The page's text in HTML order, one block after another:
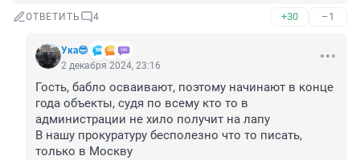
ОТВЕТИТЬ 4 +30 –1
Ука😎
2 декабря 2024, 23:16
Гость, бабло осваивают, поэтому начинают в конце
года объекты, судя по всему кто то в
администрации не хило получит на лапу
В нашу прокуратуру бесполезно что то писать,
только в Москву